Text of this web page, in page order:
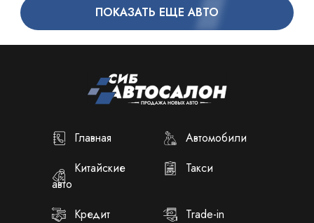
ПОКАЗАТЬ ЕЩЕ АВТО
Главная
Автомобили
Китайские
авто
Такси
Кредит
Trade-in